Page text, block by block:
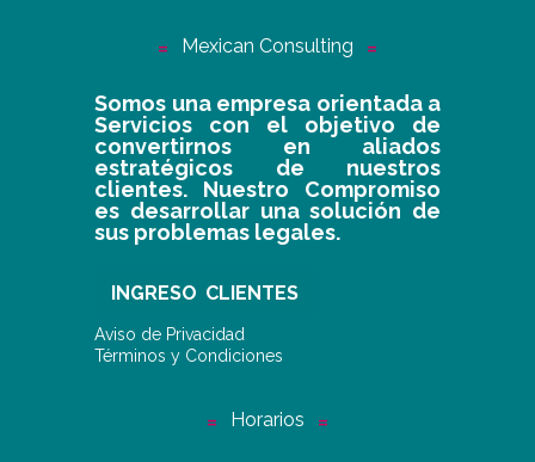
Mexican Consulting
Somos una empresa orientada a
Servicios con el objetivo de
convertirnos en aliados
estratégicos de nuestros
clientes. Nuestro Compromiso
es desarrollar una solución de
sus problemas legales.
INGRESO CLIENTES
Aviso de Privacidad
Términos y Condiciones
Horarios